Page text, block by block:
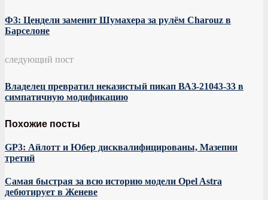
Ф3: Цендели заменит Шумахера за рулём Charouz в
Барселоне
следующий пост
Владелец превратил неказистый пикап ВАЗ-21043-33 в
симпатичную модификацию
Похожие посты
GP3: Айлотт и Юбер дисквалифицированы, Мазепин
третий
Самая быстрая за всю историю модели Opel Astra
дебютирует в Женеве